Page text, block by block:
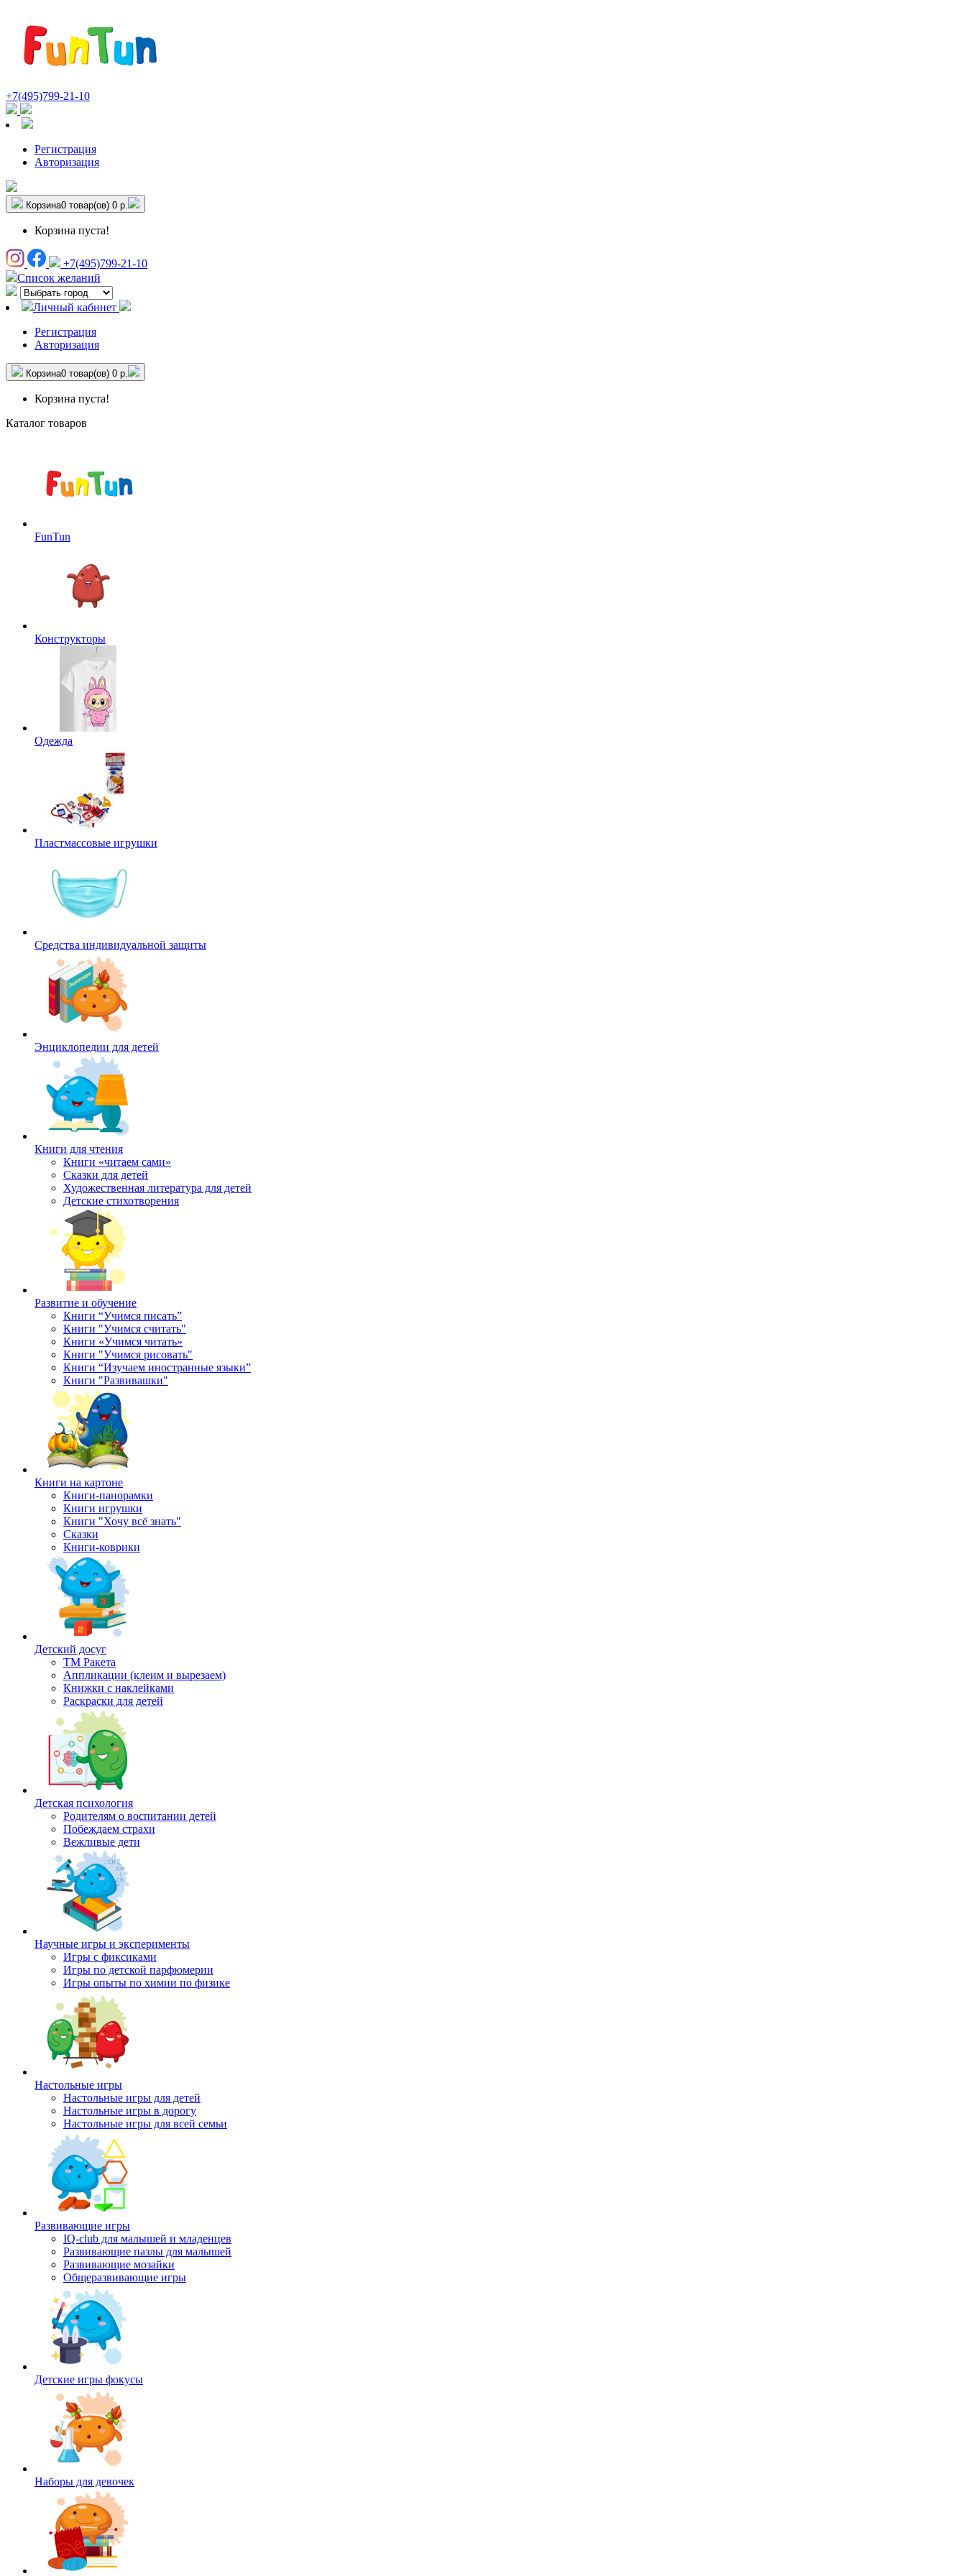
+7(495)799-21-10
Регистрация
Авторизация
Корзина0 товар(ов) 0 р.
Корзина пуста!
+7(495)799-21-10
Список желаний
Личный кабинет
Регистрация
Авторизация
Корзина0 товар(ов) 0 р.
Корзина пуста!
Каталог товаров
FunTun
Конструкторы
Одежда
Пластмассовые игрушки
Средства индивидуальной защиты
Энциклопедии для детей
Книги для чтения
Книги «читаем сами»
Сказки для детей
Художественная литература для детей
Детские стихотворения
Развитие и обучение
Книги “Учимся писать”
Книги "Учимся считать"
Книги «Учимся читать»
Книги "Учимся рисовать"
Книги “Изучаем иностранные языки”
Книги "Развивашки"
Книги на картоне
Книги-панорамки
Книги игрушки
Книги "Хочу всё знать"
Сказки
Книги-коврики
Детский досуг
ТМ Ракета
Аппликации (клеим и вырезаем)
Книжки с наклейками
Раскраски для детей
Детская психология
Родителям о воспитании детей
Побеждаем страхи
Вежливые дети
Научные игры и эксперименты
Игры с фиксиками
Игры по детской парфюмерии
Игры опыты по химии по физике
Настольные игры
Настольные игры для детей
Настольные игры в дорогу
Настольные игры для всей семьи
Развивающие игры
IQ-club для малышей и младенцев
Развивающие пазлы для малышей
Развивающие мозайки
Общеразвивающие игры
Детские игры фокусы
Наборы для девочек